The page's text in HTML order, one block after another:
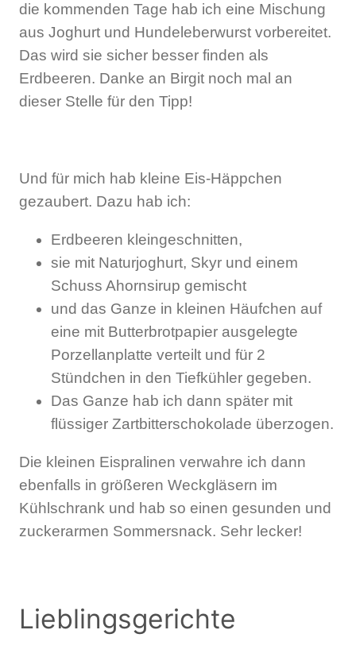
die kommenden Tage hab ich eine Mischung
aus Joghurt und Hundeleberwurst vorbereitet.
Das wird sie sicher besser finden als
Erdbeeren. Danke an Birgit noch mal an
dieser Stelle für den Tipp!
Und für mich hab kleine Eis-Häppchen
gezaubert. Dazu hab ich:
Erdbeeren kleingeschnitten,
sie mit Naturjoghurt, Skyr und einem
Schuss Ahornsirup gemischt
und das Ganze in kleinen Häufchen auf
eine mit Butterbrotpapier ausgelegte
Porzellanplatte verteilt und für 2
Stündchen in den Tiefkühler gegeben.
Das Ganze hab ich dann später mit
flüssiger Zartbitterschokolade überzogen.
Die kleinen Eispralinen verwahre ich dann
ebenfalls in größeren Weckgläsern im
Kühlschrank und hab so einen gesunden und
zuckerarmen Sommersnack. Sehr lecker!
Lieblingsgerichte